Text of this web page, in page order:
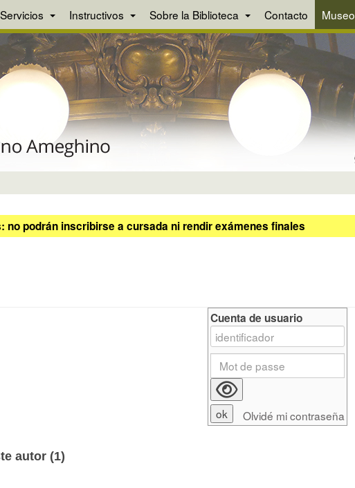
Servicios Instructivos Sobre la Biblioteca Contacto Museo
podrán inscribirse a cursada ni rendir exámenes finales
autor (1)
Cuenta de usuario
Olvidé mi contraseña